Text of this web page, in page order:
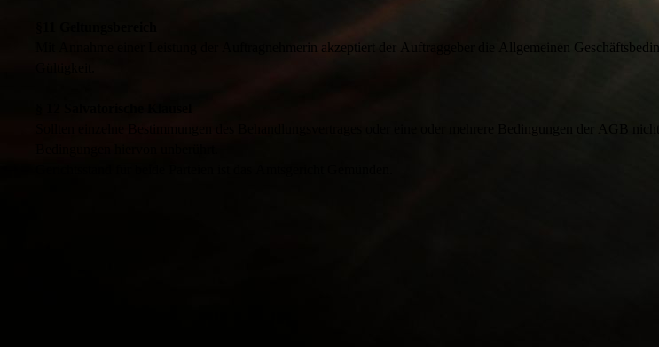
Mit Annahme einer Leistung der Auftragnehmerin akzeptiert der Auftraggeber die Allgemeinen
Sollten einzelne Bestimmungen des Behandlungsvertrages oder eine oder mehrere Bedingungen der AGB